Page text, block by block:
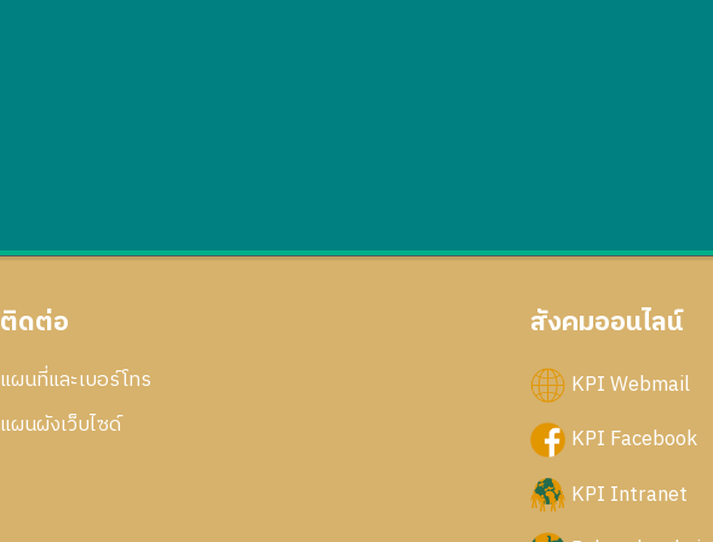
ติดต่อ
แผนที่และเบอร์โทร
แผนผังเว็บไซด์
สังคมออนไลน์
KPI Webmail
KPI Facebook
KPI Intranet